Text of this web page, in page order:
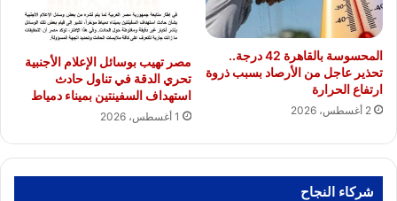
المحسوسة بالقاهرة 42 درجة..
تحذير عاجل من الأرصاد بسبب ذروة
ارتفاع الحرارة
2 أغسطس، 2026
مصر تهيب بوسائل الإعلام الأجنبية
تحري الدقة في تناول حادث
استهداف السفينتين بميناء دمياط
1 أغسطس، 2026
شركاء النجاح